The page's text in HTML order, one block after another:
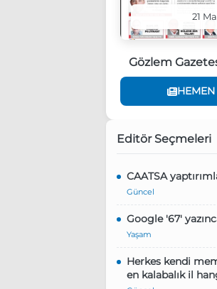
21
Gözlem
Editör Seçmeleri
CAATSA
Güncel
Google '67'
Yaşam
Herkes kendi
en kalabalık il